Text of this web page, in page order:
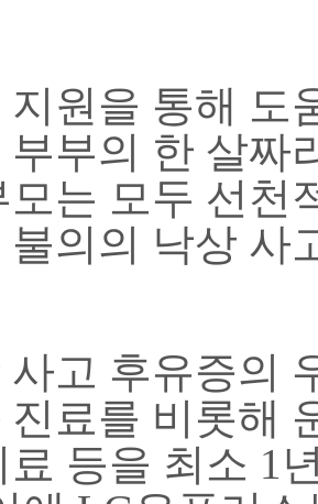
지원을 통해 도
부부의 한 살짜
모는 모두 선천
불의의 낙상 사
사고 후유증의
진료를 비롯해
료 등을 최소 1